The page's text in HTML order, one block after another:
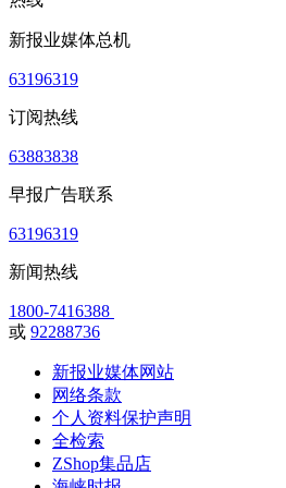
新报业媒体总机
63196319
订阅热线
63883838
早报广告联系
63196319
新闻热线
1800-7416388
或 92288736
新报业媒体网站
网络条款
个人资料保护声明
全检索
ZShop集品店